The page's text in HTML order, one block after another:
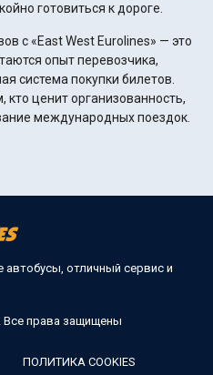
готовиться к дороге.
с «East West Eurolines» — это
опыт перевозчика,
система покупки билетов.
ценит организованность,
международных поездок.
автобусы, отличный сервис и
Все права защищены
ПОЛИТИКА COOKIES